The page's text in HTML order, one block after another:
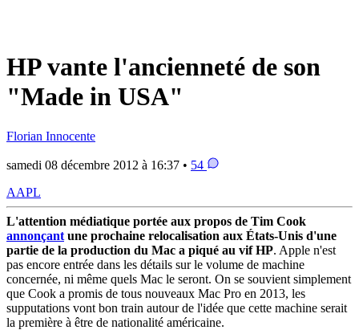
HP vante l'ancienneté de son
"Made in USA"
Florian Innocente
samedi 08 décembre 2012 à 16:37 • 54
AAPL
L'attention médiatique portée aux propos de Tim Cook
annonçant une prochaine relocalisation aux États-Unis d'une
partie de la production du Mac a piqué au vif HP. Apple n'est
pas encore entrée dans les détails sur le volume de machine
concernée, ni même quels Mac le seront. On se souvient simplement
que Cook a promis de tous nouveaux Mac Pro en 2013, les
supputations vont bon train autour de l'idée que cette machine serait
la première à être de nationalité américaine.